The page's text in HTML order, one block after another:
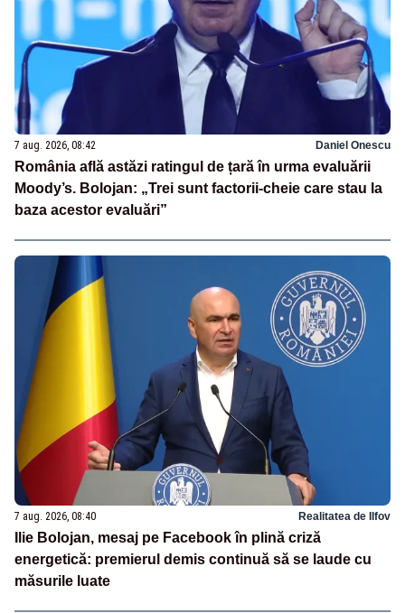
7 aug. 2026, 08:42 Daniel Onescu
România află astăzi ratingul de țară în urma evaluării
Moody’s. Bolojan: „Trei sunt factorii-cheie care stau la
baza acestor evaluări”
7 aug. 2026, 08:40 Realitatea de Ilfov
Ilie Bolojan, mesaj pe Facebook în plină criză
energetică: premierul demis continuă să se laude cu
măsurile luate